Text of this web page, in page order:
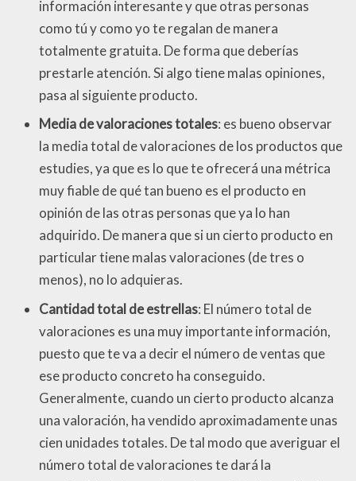
información interesante y que otras personas
como tú y como yo te regalan de manera
totalmente gratuita. De forma que deberías
prestarle atención. Si algo tiene malas opiniones,
pasa al siguiente producto.
Media de valoraciones totales: es bueno observar
la media total de valoraciones de los productos que
estudies, ya que es lo que te ofrecerá una métrica
muy fiable de qué tan bueno es el producto en
opinión de las otras personas que ya lo han
adquirido. De manera que si un cierto producto en
particular tiene malas valoraciones (de tres o
menos), no lo adquieras.
Cantidad total de estrellas: El número total de
valoraciones es una muy importante información,
puesto que te va a decir el número de ventas que
ese producto concreto ha conseguido.
Generalmente, cuando un cierto producto alcanza
una valoración, ha vendido aproximadamente unas
cien unidades totales. De tal modo que averiguar el
número total de valoraciones te dará la